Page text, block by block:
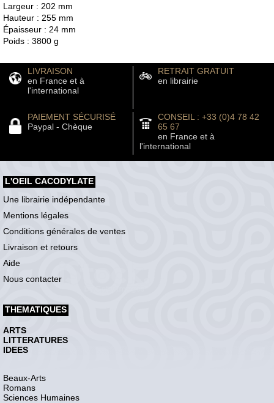
Largeur : 202 mm
Hauteur : 255 mm
Épaisseur : 24 mm
Poids : 3800 g
LIVRAISON
en France et à
l'international
RETRAIT GRATUIT
en librairie
PAIEMENT SÉCURISÉ
Paypal - Chèque
CONSEIL : +33 (0)4 78 42
65 67
en France et à
l'international
L'OEIL CACODYLATE
Une librairie indépendante
Mentions légales
Conditions générales de ventes
Livraison et retours
Aide
Nous contacter
THEMATIQUES
ARTS
LITTERATURES
IDEES
Beaux-Arts
Romans
Sciences Humaines